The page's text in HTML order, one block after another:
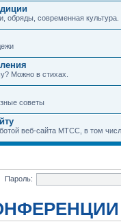
обряды, современная культура.
Можно в стихах.
советы
веб-сайта МТСС, в том
Пароль: